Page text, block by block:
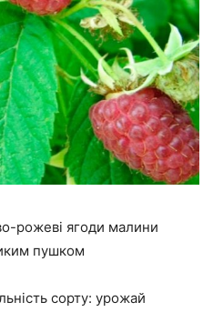
рожеві ягоди малини
пушком
сорту: урожай